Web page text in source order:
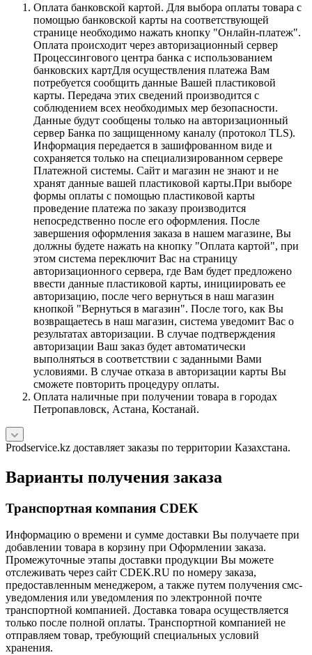
Оплата банковской картой. Для выбора оплаты товара с
помощью банковской карты на соответствующей
странице необходимо нажать кнопку "Онлайн-платеж".
Оплата происходит через авторизационный сервер
Процессингового центра банка с использованием
банковских картДля осуществления платежа Вам
потребуется сообщить данные Вашей пластиковой
карты. Передача этих сведений производится с
соблюдением всех необходимых мер безопасности.
Данные будут сообщены только на авторизационный
сервер Банка по защищенному каналу (протокол TLS).
Информация передается в зашифрованном виде и
сохраняется только на специализированном сервере
Платежной системы. Сайт и магазин не знают и не
хранят данные вашей пластиковой карты.При выборе
формы оплаты с помощью пластиковой карты
проведение платежа по заказу производится
непосредственно после его оформления. После
завершения оформления заказа в нашем магазине, Вы
должны будете нажать на кнопку "Оплата картой", при
этом система переключит Вас на страницу
авторизационного сервера, где Вам будет предложено
ввести данные пластиковой карты, инициировать ее
авторизацию, после чего вернуться в наш магазин
кнопкой "Вернуться в магазин". После того, как Вы
возвращаетесь в наш магазин, система уведомит Вас о
результатах авторизации. В случае подтверждения
авторизации Ваш заказ будет автоматически
выполняться в соответствии с заданными Вами
условиями. В случае отказа в авторизации карты Вы
сможете повторить процедуру оплаты.
Оплата наличные при получении товара в городах
Петропавловск, Астана, Костанай.
Prodservice.kz доставляет заказы по территории Казахстана.
Варианты получения заказа
Транспортная компания CDEK
Информацию о времени и сумме доставки Вы получаете при
добавлении товара в корзину при Оформлении заказа.
Промежуточные этапы доставки продукции Вы можете
отслеживать через сайт CDEK.RU по номеру заказа,
предоставленным менеджером, а также путем получения смс-
уведомления или уведомления по электронной почте
транспортной компанией. Доставка товара осуществляется
только после полной оплаты. Транспортной компанией не
отправляем товар, требующий специальных условий
хранения.